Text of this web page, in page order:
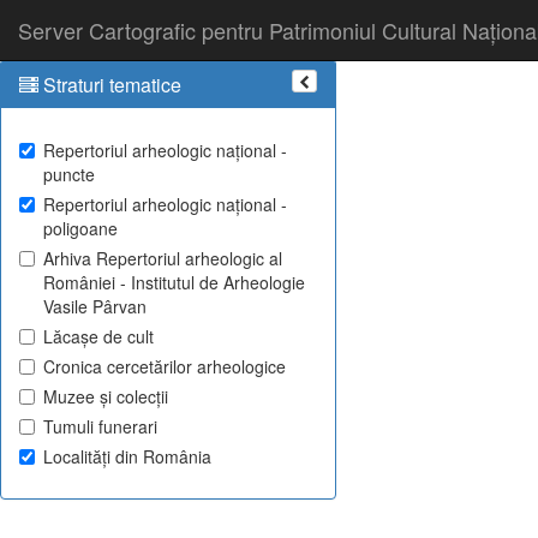
Server Cartografic pentru Patrimoniul Cultural
Straturi tematice
Repertoriul arheologic național -
puncte
Repertoriul arheologic național -
poligoane
Arhiva Repertoriul arheologic al
României - Institutul de Arheologie
Vasile Pârvan
Lăcașe de cult
Cronica cercetărilor arheologice
Muzee și colecții
Tumuli funerari
Localități din România